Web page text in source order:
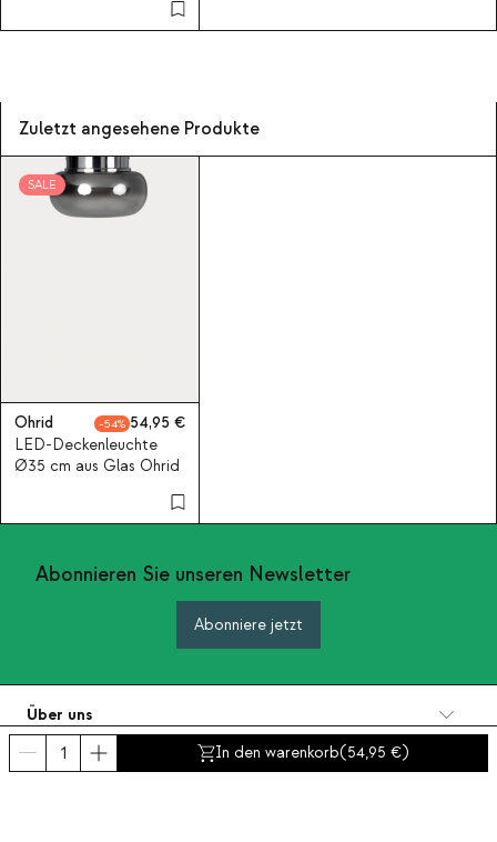
In den warenkorb(54,95 )
Zuletzt angesehene Produkte
SALE
Ohrid 54
54,95
LED-Deckenleuchte
Ø35 cm aus Glas Ohrid
Abonnieren Sie unseren Newsletter
Abonniere jetzt
Über uns
Kategorien
Kontakt und Hilfe